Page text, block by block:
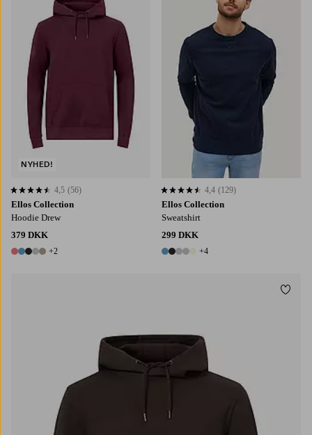
Ellos Collection
Hoodie Drew
379 DKK
7 farver
+2
4,5 baseret på 56 bedømmelser
4,5 (56)
NYHED!
Ellos Collection
Sweatshirt
299 DKK
9 farver
+4
4,4 baseret på 129 bedømmelser
4,4 (129)